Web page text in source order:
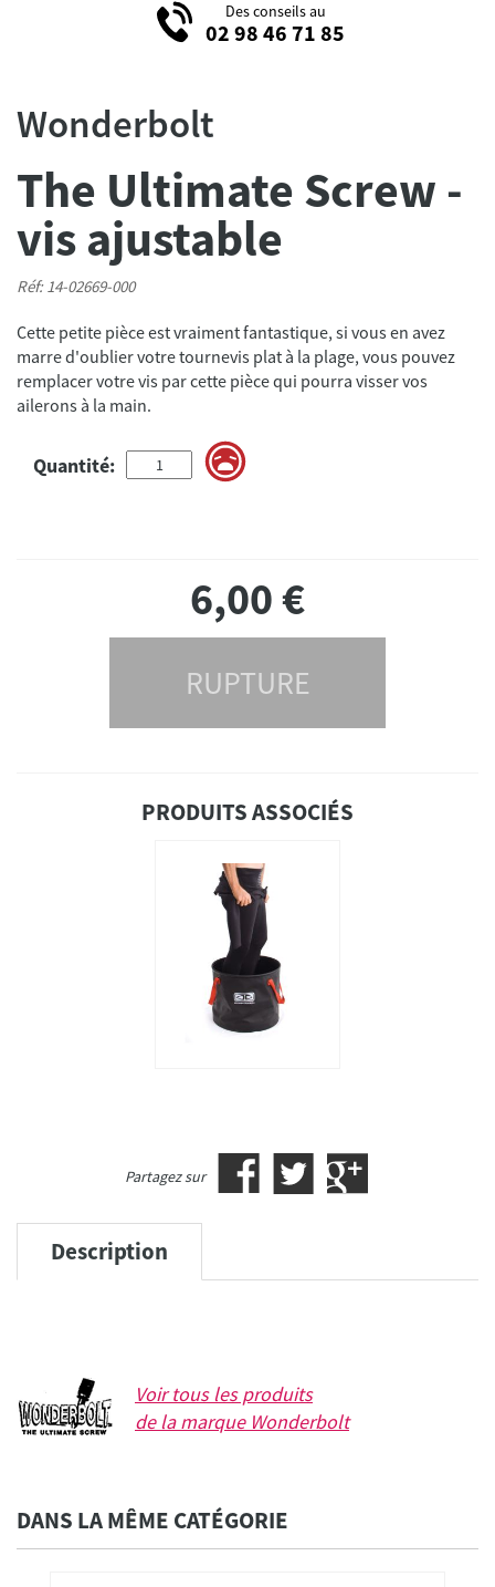
Des conseils au
02 98 46 71 85
Wonderbolt
The Ultimate Screw -
vis ajustable
Réf: 14-02669-000
Cette petite pièce est vraiment fantastique, si vous en avez
marre d'oublier votre tournevis plat à la plage, vous pouvez
remplacer votre vis par cette pièce qui pourra visser vos
ailerons à la main.
Quantité:
6,00€
RUPTURE
PRODUITS ASSOCIÉS
Partagez sur
Description
Voir tous les produits
de la marque Wonderbolt
DANS LA MÊME CATÉGORIE